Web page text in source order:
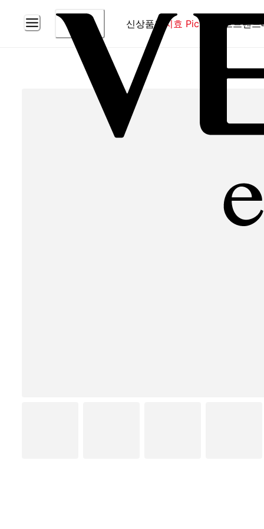
신상품홈 지효 Pick 베스트브랜드